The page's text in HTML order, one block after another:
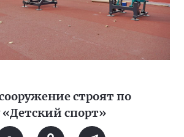
строят по
спорт»